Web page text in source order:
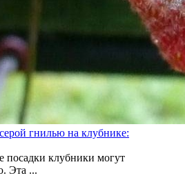
гнилью на клубнике:
посадки клубники могут
Эта ...